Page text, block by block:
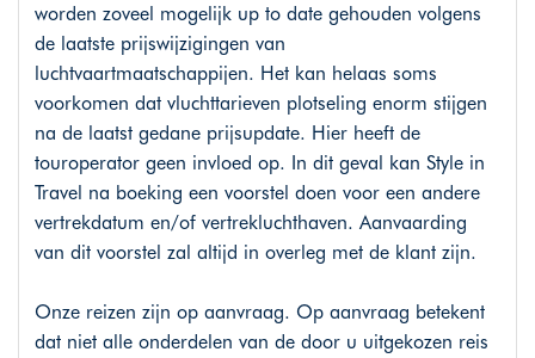
worden zoveel mogelijk up to date gehouden volgens
de laatste prijswijzigingen van
luchtvaartmaatschappijen. Het kan helaas soms
voorkomen dat vluchttarieven plotseling enorm stijgen
na de laatst gedane prijsupdate. Hier heeft de
touroperator geen invloed op. In dit geval kan Style in
Travel na boeking een voorstel doen voor een andere
vertrekdatum en/of vertrekluchthaven. Aanvaarding
van dit voorstel zal altijd in overleg met de klant zijn.
Onze reizen zijn op aanvraag. Op aanvraag betekent
dat niet alle onderdelen van de door u uitgekozen reis